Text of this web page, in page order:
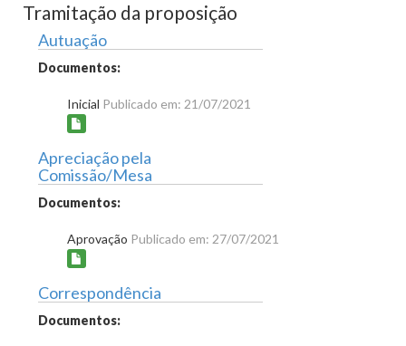
Tramitação da proposição
Autuação
Documentos:
Inicial Publicado em: 21/07/2021
Apreciação pela
Comissão/Mesa
Documentos:
Aprovação Publicado em: 27/07/2021
Correspondência
Documentos: